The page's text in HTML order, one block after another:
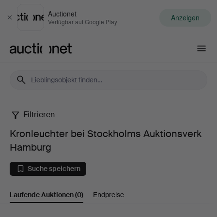
Schließen
Auctionet
Verfügbar auf Google Play Anzeigen
Kronleuchter
bei
Stockholms
Auktionsverk
Filtrieren
Kronleuchter bei Stockholms Auktionsverk
Hamburg
Suche speichern
Laufende Auktionen(0) Endpreise